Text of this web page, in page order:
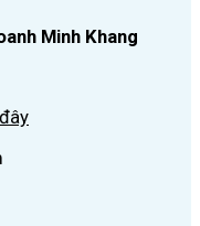
Minh Khang